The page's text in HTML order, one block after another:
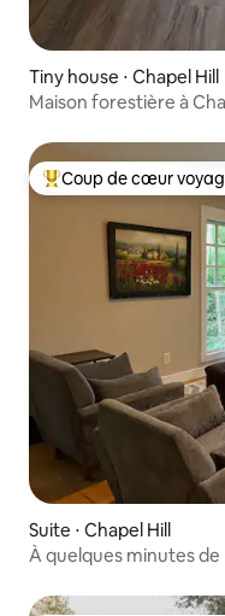
Tiny house ⋅ Chapel Hill
Maison forestière à
Coups de cœur
Coup de cœur
Suite ⋅ Chapel Hill
À quelques minutes de